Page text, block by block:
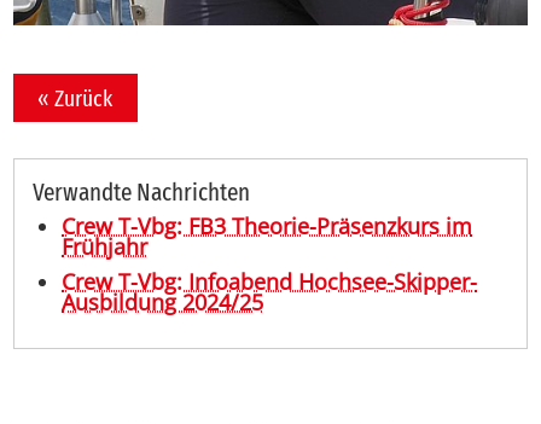
« Zurück
Verwandte Nachrichten
Crew T-Vbg: FB3 Theorie-Präsenzkurs im
Frühjahr
Crew T-Vbg: Infoabend Hochsee-Skipper-
Ausbildung 2024/25